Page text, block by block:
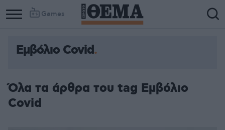
Games
Εμβόλιο Covid
Όλα τα άρθρα του tag Εμβόλιο
Covid